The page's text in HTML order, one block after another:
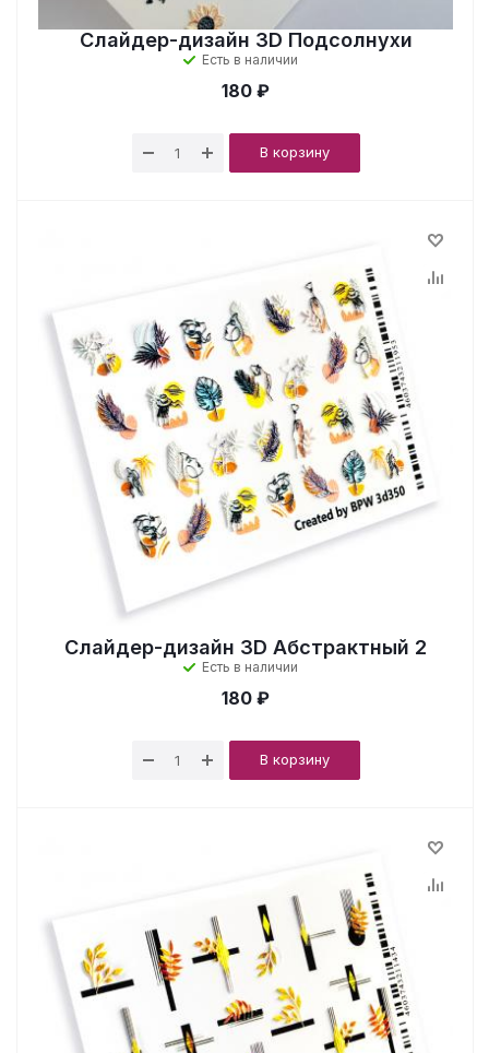
Слайдер-дизайн 3D Подсолнухи
Есть в наличии
180 ₽
В корзину
Слайдер-дизайн 3D Абстрактный 2
Есть в наличии
180 ₽
В корзину